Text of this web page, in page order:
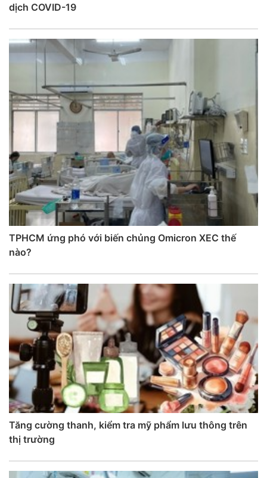
dịch COVID-19
TPHCM ứng phó với biến chủng Omicron XEC thế
nào?
Tăng cường thanh, kiểm tra mỹ phẩm lưu thông trên
thị trường